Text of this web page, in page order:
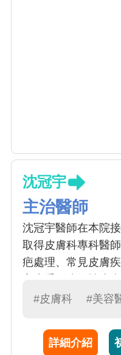
沈冠宇
主治醫師
沈冠宇醫師在本院
取得皮膚科專科醫
疤處理、常見皮膚
炎、白斑及其他色
患親切、有耐心，
治療，傳統口服用
#皮膚科 #美容
詳細介紹